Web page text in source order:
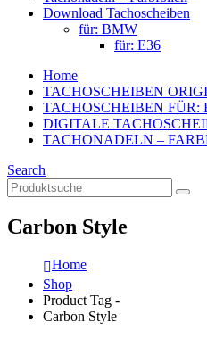
Download Tachoscheiben
für: BMW
für: E36
Home
TACHOSCHEIBEN
TACHOSCHEIBEN FÜR:
DIGITALE
TACHONADELN –
Search
Carbon Style
Home
Shop
Product Tag -
Carbon Style